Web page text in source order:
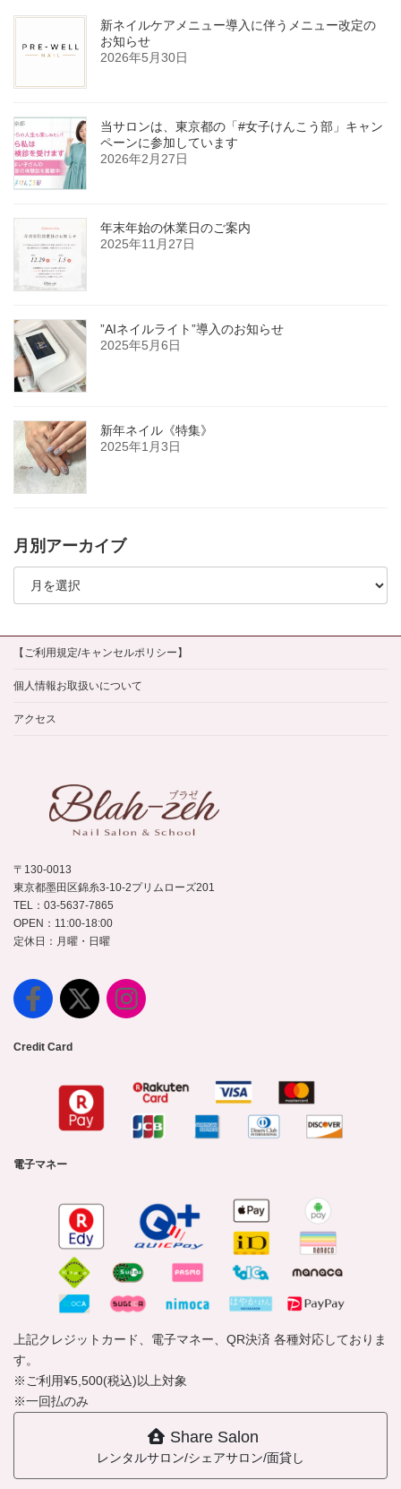
新ネイルケアメニュー導入に伴うメニュー改定の
お知らせ
2026年5月30日
当サロンは、東京都の「#女子けんこう部」キャン
ペーンに参加しています
2026年2月27日
年末年始の休業日のご案内
2025年11月27日
”AIネイルライト”導入のお知らせ
2025年5月6日
新年ネイル《特集》
2025年1月3日
月別アーカイブ
月
イ
ブ
【ご利用規定/キャンセルポリシー】
個人情報お取扱いについて
アクセス
〒130-0013
東京都墨田区錦糸3-10-2プリムローズ201
TEL：03-5637-7865
OPEN：11:00-18:00
定休日：月曜・日曜
Credit Card
電子マネー
上記クレジットカード、電子マネー、QR決済 各種対応しておりま
す。
※ご利用¥5,500(税込)以上対象
※一回払のみ
Share Salon
レンタルサロン/シェアサロン/面貸し